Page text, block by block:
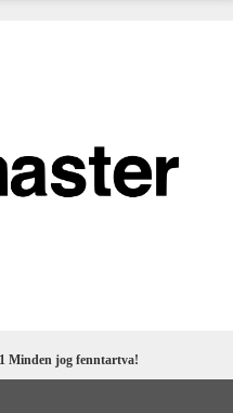
Minden jog fenntartva!